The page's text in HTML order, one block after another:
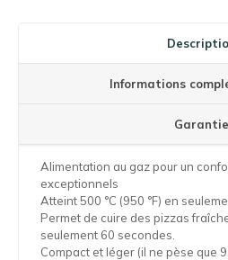
Informations
Garantie
Alimentation au gaz pour un
exceptionnels
Atteint 500 °C (950 °F) en
Permet de cuire des pizzas
seulement 60 secondes.
Compact et léger (il ne pèse que